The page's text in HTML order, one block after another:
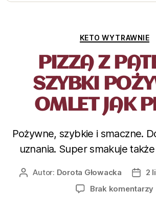
KETO WYTRAWNIE
PIZZA Z
SZYBKI
OMLET JAK
Pożywne, szybkie i smaczne.
uznania. Super smakuje
Autor: Dorota Głowacka
2
Brak komentarzy